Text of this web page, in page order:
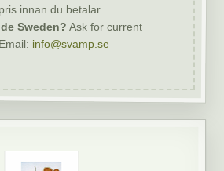
innan du betalar.
Sweden? Ask for current
info@svamp.se